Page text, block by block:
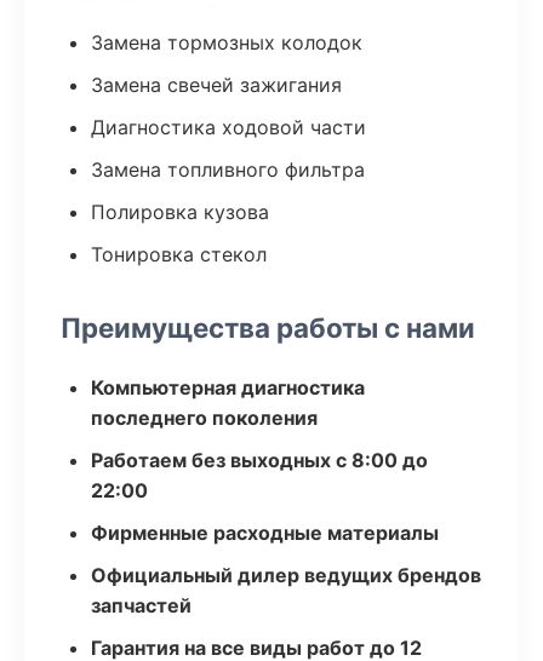
Замена тормозных колодок
Замена свечей зажигания
Диагностика ходовой части
Замена топливного фильтра
Полировка кузова
Тонировка стекол
Преимущества работы с нами
Компьютерная диагностика
последнего поколения
Работаем без выходных с 8:00 до
22:00
Фирменные расходные материалы
Официальный дилер ведущих брендов
запчастей
Гарантия на все виды работ до 12